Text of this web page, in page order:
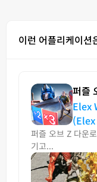
이런 어플리케이션
퍼즐
Elex
퍼즐 오브 Z 다운
기고...